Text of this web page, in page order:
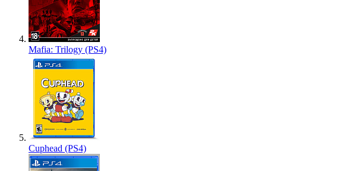
Mafia: Trilogy (PS4)
Cuphead (PS4)